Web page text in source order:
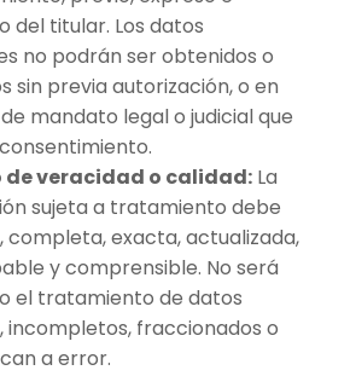
del titular. Los datos
no podrán ser obtenidos o
sin previa autorización, o en
mandato legal o judicial que
de veracidad o calidad: La
sujeta a tratamiento debe
completa, exacta, actualizada,
y comprensible. No será
el tratamiento de datos
incompletos, fraccionados o
a error.